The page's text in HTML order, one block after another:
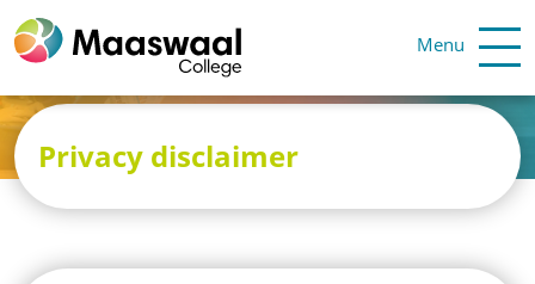
Menu
Privacy disclaimer